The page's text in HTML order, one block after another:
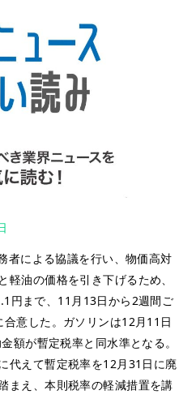
による協議を行い、物価高対
油の価格を引き下げるため、
円まで、11月13日から2週間ご
意した。ガソリンは12月11日
額が暫定税率と同水準となる。
代えて暫定税率を12月31日に廃
まえ、本則税率の軽減措置を講